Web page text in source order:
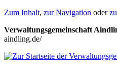
Zum Inhalt, zur Navigation oder
Verwaltungsgemeinschaft
aindling.de/